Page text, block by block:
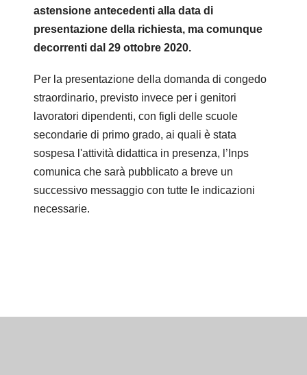
astensione antecedenti alla data di
presentazione della richiesta, ma comunque
decorrenti dal 29 ottobre 2020.
Per la presentazione della domanda di congedo
straordinario, previsto invece per i genitori
lavoratori dipendenti, con figli delle scuole
secondarie di primo grado, ai quali è stata
sospesa l'attività didattica in presenza, l’Inps
comunica che sarà pubblicato a breve un
successivo messaggio con tutte le indicazioni
necessarie.